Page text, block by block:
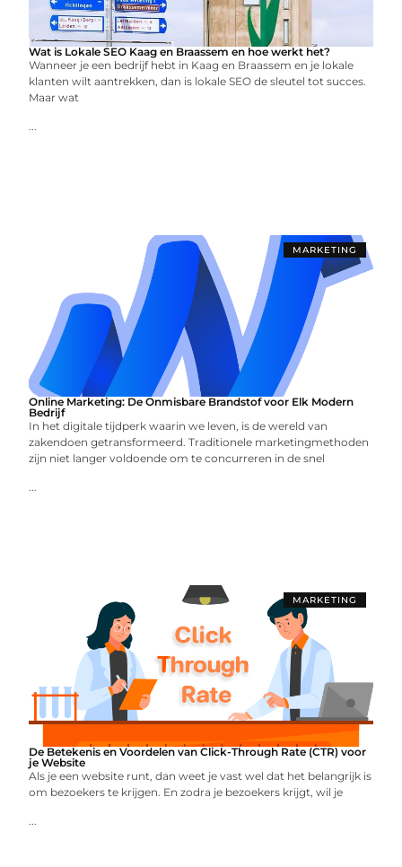
Wat is Lokale SEO Kaag en Braassem en hoe werkt het?
Wanneer je een bedrijf hebt in Kaag en Braassem en je lokale
klanten wilt aantrekken, dan is lokale SEO de sleutel tot succes.
Maar wat
...
MARKETING
Online Marketing: De Onmisbare Brandstof voor Elk Modern
Bedrijf
In het digitale tijdperk waarin we leven, is de wereld van
zakendoen getransformeerd. Traditionele marketingmethoden
zijn niet langer voldoende om te concurreren in de snel
...
MARKETING
De Betekenis en Voordelen van Click-Through Rate (CTR) voor
je Website
Als je een website runt, dan weet je vast wel dat het belangrijk is
om bezoekers te krijgen. En zodra je bezoekers krijgt, wil je
...